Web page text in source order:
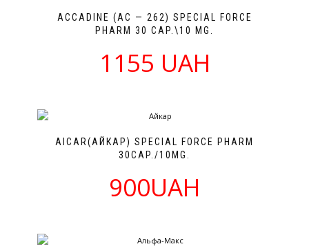
ACCADINE (AC — 262) SPECIAL FORCE
PHARM 30 CAP.\10 MG.
1155 UAH
AICAR(АЙКАР) SPECIAL FORCE PHARM
30CAP./10MG.
900UAH